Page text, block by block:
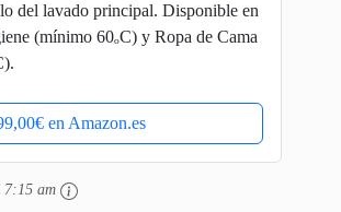
del lavado principal. Disponible en
(mínimo 60ₒC) y Ropa de Cama
en Amazon.es
7:15 am